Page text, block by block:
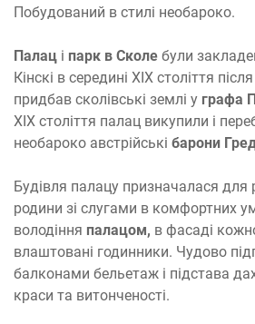
Побудований в стилі необароко.
Палац і парк в Сколе були
Кінскі в середині XIX століття
придбав сколівські землі у графа
XIX століття палац викупили і
необароко австрійські барони
Будівля палацу призначалася для
родини зі слугами в комфортних
володіння палацом, в фасаді
влаштовані годинники. Чудово
балконами бельетаж і підстава
краси та витонченості.